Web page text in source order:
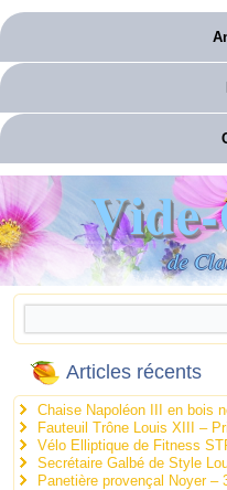
de
Articles récents
Chaise Napoléon III en bois
Fauteuil Trône Louis XIII –
Vélo Elliptique de Fitness
Secrétaire Galbé de Style
Panetière provençal Noyer –